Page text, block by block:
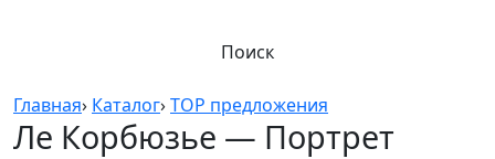
Поиск
Главная› Каталог›TOP предложения
Ле Корбюзье — Портрет